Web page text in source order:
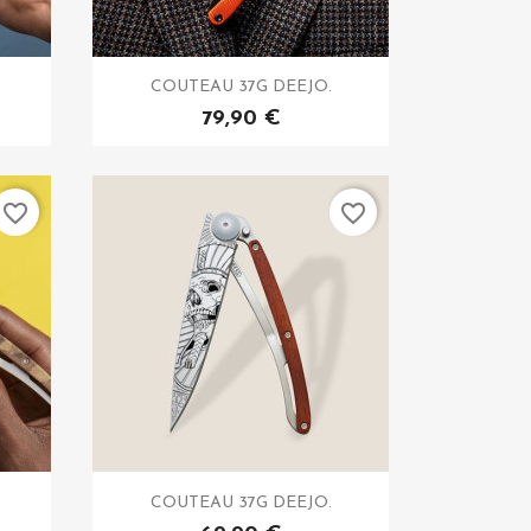
COUTEAU 37G DEEJO.
79,90 €
favorite_border
COUTEAU 37G DEEJO.
favorite_border